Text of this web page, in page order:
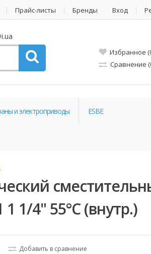
Прайс-листы Бренды Вход
Избранное
Сравнение
и электроприводы ESBE
1 1/4" 55°С (внутр.)
Добавить в сравнение